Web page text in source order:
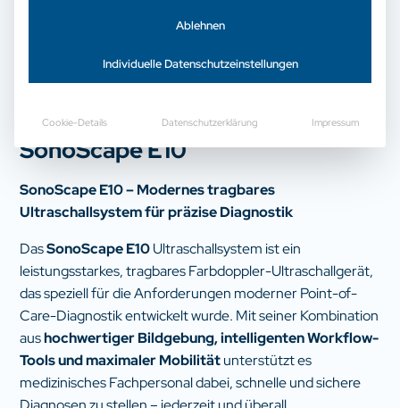
SonoScape E10
SonoScape E10 – Modernes tragbares
Ultraschallsystem für präzise Diagnostik
DasSonoScape E10Ultraschallsystem ist ein
leistungsstarkes, tragbares Farbdoppler-Ultraschallgerät,
das speziell für die Anforderungen moderner Point-of-
Care-Diagnostik entwickelt wurde. Mit seiner Kombination
aushochwertiger Bildgebung, intelligenten Workflow-
Tools und maximaler Mobilitätunterstützt es
medizinisches Fachpersonal dabei, schnelle und sichere
Ablehnen
Individuelle Datenschutzeinstellungen
Cookie-Details Datenschutzerklärung Impressum